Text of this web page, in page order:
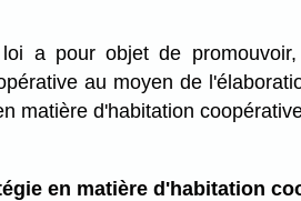
a pour objet de
au moyen de
matière d'habitation
en matière d'habitation